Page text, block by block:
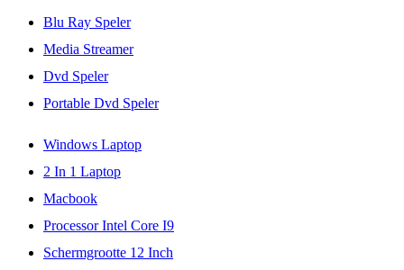
Blu Ray Speler
Media Streamer
Dvd Speler
Portable Dvd Speler
Windows Laptop
2 In 1 Laptop
Macbook
Processor Intel Core I9
Schermgrootte 12 Inch